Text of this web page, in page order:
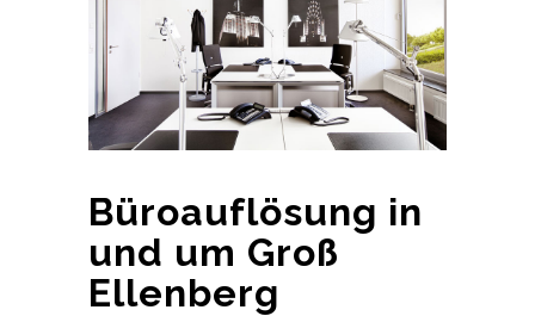
Büroauflösung in
und um Groß
Ellenberg